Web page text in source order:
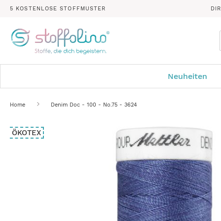
5 KOSTENLOSE STOFFMUSTER
Neuheiten
Home Denim Doc - 100 - No.75 - 3624
Zum
Ende
ÖKOTEX